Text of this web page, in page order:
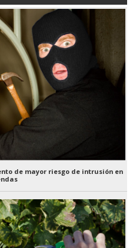
de mayor riesgo de intrusión en